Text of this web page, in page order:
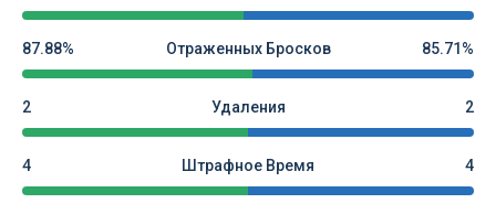
87.88% Отраженных Бросков 85.71%
2 Удаления 2
4 Штрафное Время 4